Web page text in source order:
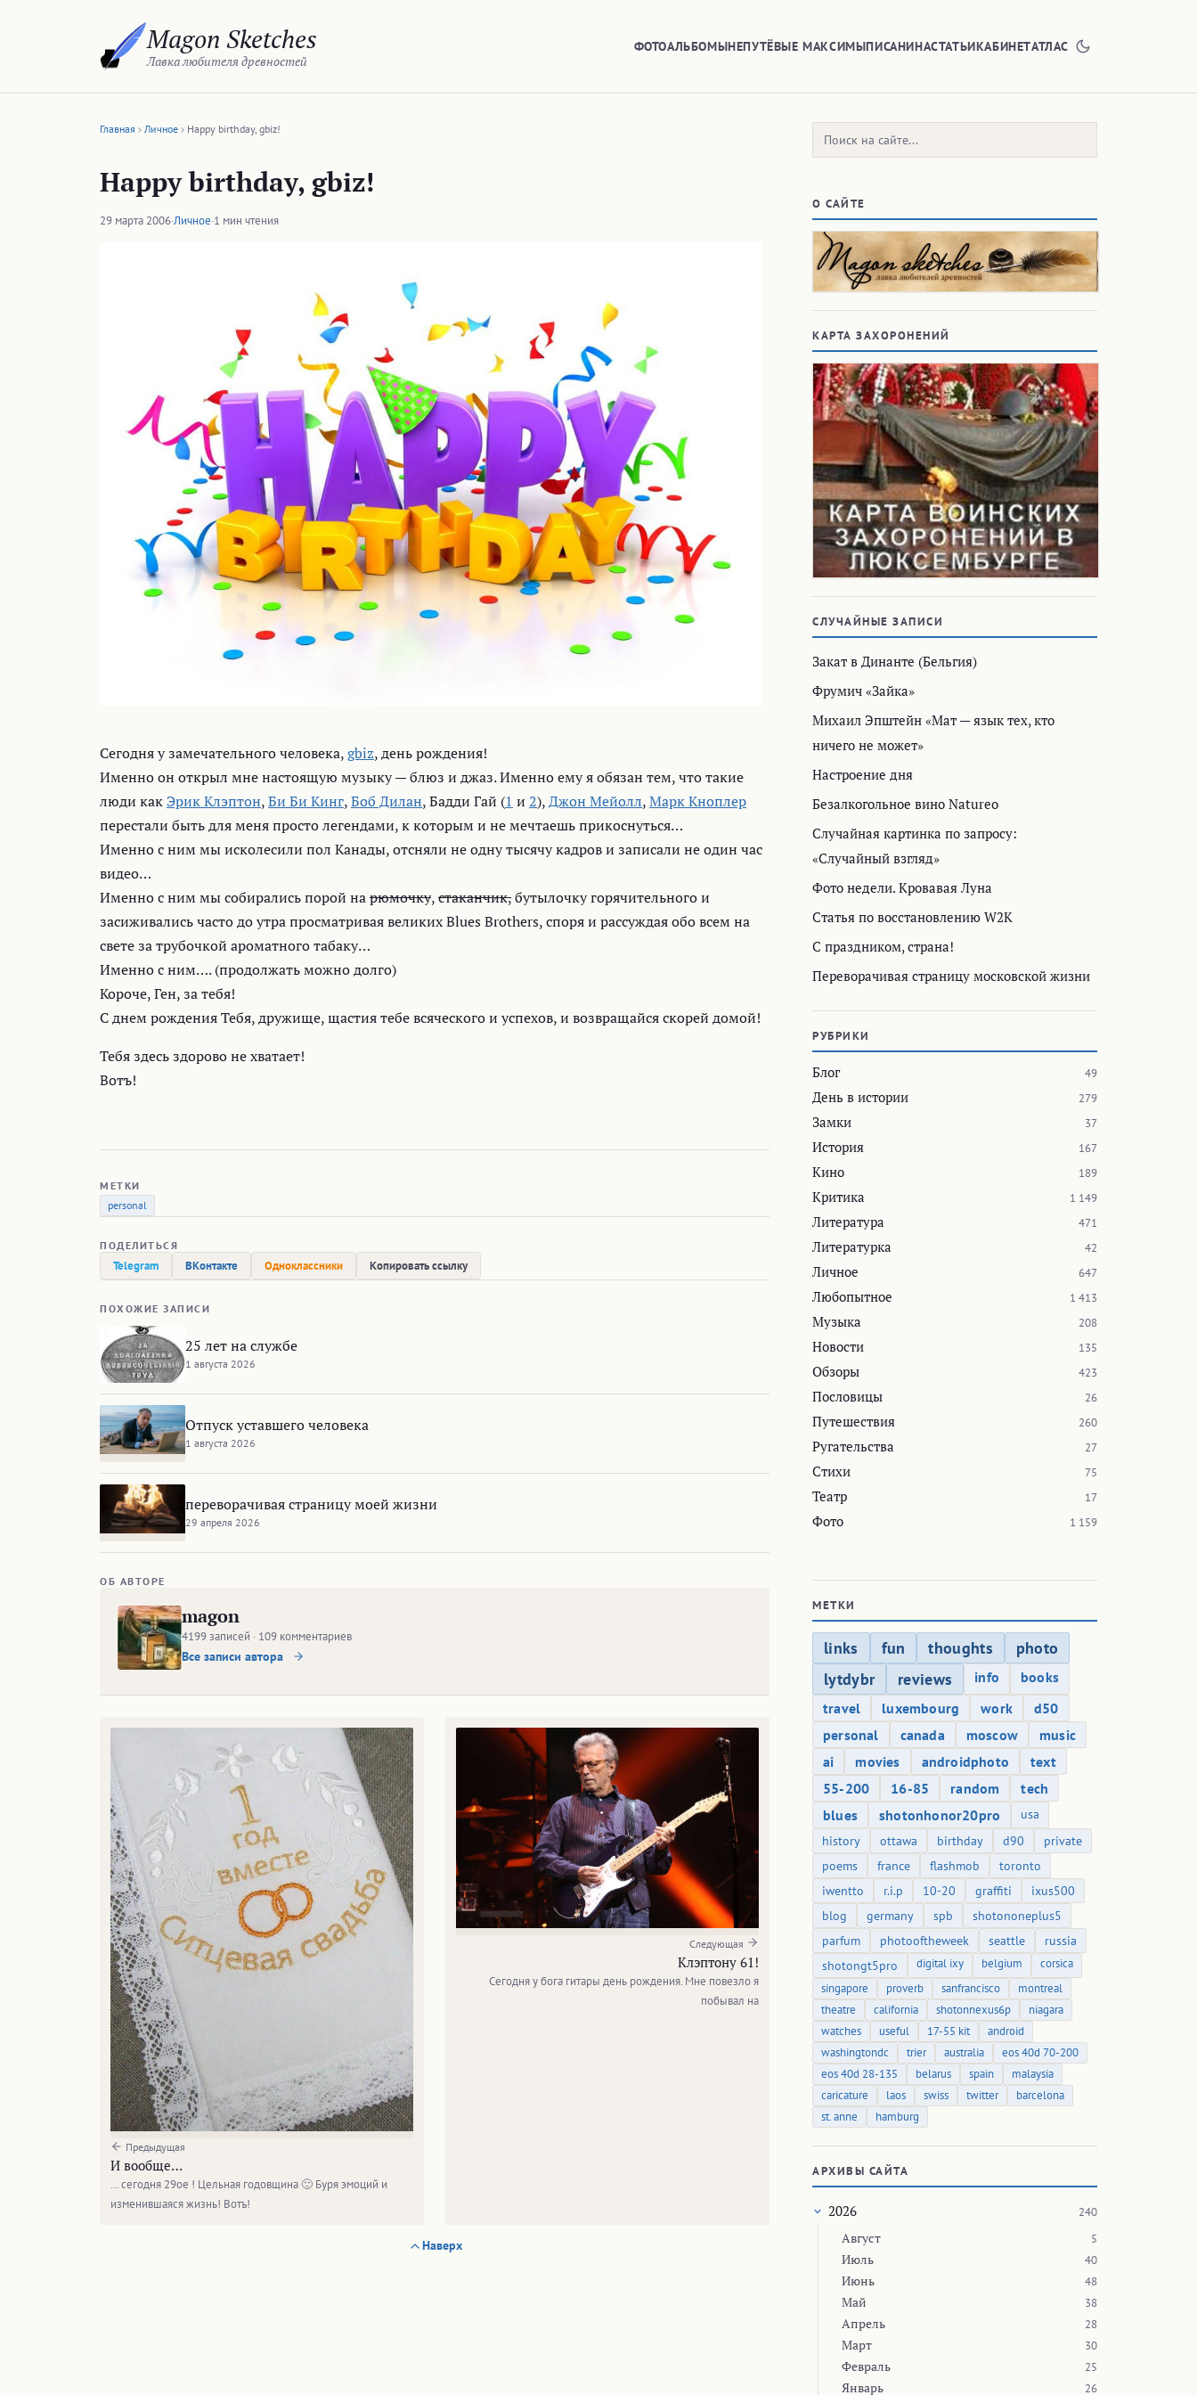
Magon Sketches
Лавка любителя древностей
ФОТОАЛЬБОМЫНЕПУТЁВЫЕ МАКСИМЫПИСАНИНАСТАТЬИКАБИНЕТАТЛАС
Главная Личное Happy birthday, gbiz!
Happy birthday, gbiz!
29 марта 2006·Личное·1 мин чтения
Сегодня у замечательного человека,gbiz, день рождения!
Именно он открыл мне настоящую музыку — блюз и джаз. Именно ему я обязан тем, что такие
люди как Эрик Клэптон,Би Би Кинг,Боб Дилан, Бадди Гай (1 и 2),Джон Мейолл,Марк Кноплер
перестали быть для меня просто легендами, к которым и не мечтаешь прикоснуться…
Именно с ним мы исколесили пол Канады, отсняли не одну тысячу кадров и записали не один час
видео…
Именно с ним мы собирались порой нарюмочку,стаканчик,бутылочку горячительного и
засиживались часто до утра просматривая великих Blues Brothers, споря и рассуждая обо всем на
свете за трубочкой ароматного табаку…
Именно с ним….(продолжать можно долго)
Короче, Ген, за тебя!
С днем рождения Тебя, дружище, щастия тебе всяческого и успехов, и возвращайся скорей домой!
Тебя здесь здорово не хватает!
Вотъ!
МЕТКИ
personal
ПОДЕЛИТЬСЯ
Telegram ВКонтакте Одноклассники Копировать ссылку
ПОХОЖИЕ ЗАПИСИ
25 лет на службе
1 августа 2026
Отпуск уставшего человека
1 августа 2026
переворачивая страницу моей жизни
29 апреля 2026
ОБ АВТОРЕ
magon
4199 записей · 109 комментариев
Все записи автора
Предыдущая
И вообще…
… сегодня 29ое ! Цельная годовщина 🙂 Буря эмоций и
изменившаяся жизнь! Вотъ!
Следующая
Клэптону 61!
Сегодня у бога гитары день рождения. Мне повезло я
побывал на
Наверх
Поиск:
О САЙТЕ
КАРТА ЗАХОРОНЕНИЙ
СЛУЧАЙНЫЕ ЗАПИСИ
Закат в Динанте (Бельгия)
Фрумич «Зайка»
Михаил Эпштейн «Мат — язык тех, кто
ничего не может»
Настроение дня
Безалкогольное вино Natureo
Случайная картинка по запросу:
«Случайный взгляд»
Фото недели. Кровавая Луна
Статья по восстановлению W2K
С праздником, страна!
Переворачивая страницу московской жизни
РУБРИКИ
Блог 49
День в истории 279
Замки 37
История 167
Кино 189
Критика 1 149
Литература 471
Литературка 42
Личное 647
Любопытное 1 413
Музыка 208
Новости 135
Обзоры 423
Пословицы 26
Путешествия 260
Ругательства 27
Стихи 75
Театр 17
Фото 1 159
МЕТКИ
links fun thoughts
photo
lytdybr
reviews info
books
travel
luxembourg work
d50
personal
canada moscow
music
ai
movies androidphoto
text
55-200
16-85 random
tech
blues
shotonhonor20pro
usa
history
ottawa birthday d90
private
poems
france flashmob
toronto
iwentto
r.i.p 10-20 graffiti
ixus500
blog
germany spb
shotononeplus5
parfum
photooftheweek seattle
russia
shotongt5pro
digital ixy belgium
corsica
singapore
proverb sanfrancisco
montreal
theatre
california shotonnexus6p
niagara
watches
useful 17-55 kit
android
washingtondc
trier australia
eos 40d 70-200
eos 40d 28-135
belarus spain
malaysia
caricature
laos swiss twitter
barcelona
st. anne
hamburg
АРХИВЫ САЙТА
2026 240
Август 5
Июль 40
Июнь 48
Май 38
Апрель 28
Март 30
Февраль 25
Январь 26